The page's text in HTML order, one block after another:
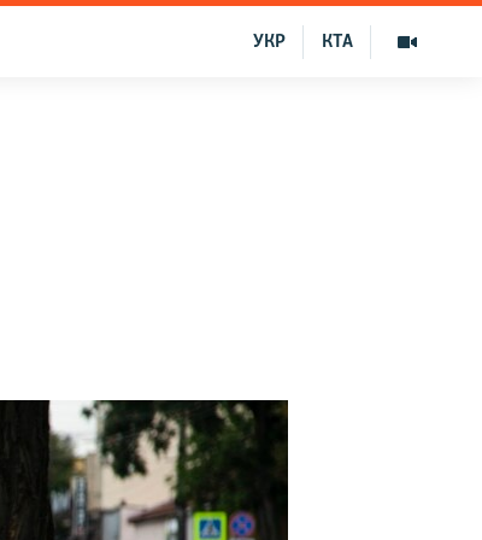
КТА
УКР